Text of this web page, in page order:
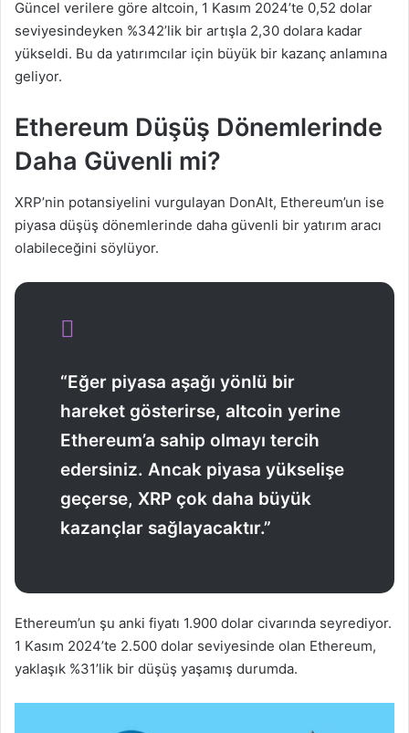
Güncel verilere göre altcoin, 1 Kasım 2024’te 0,52 dolar
seviyesindeyken %342’lik bir artışla 2,30 dolara kadar
yükseldi. Bu da yatırımcılar için büyük bir kazanç anlamına
geliyor.
Ethereum Düşüş Dönemlerinde
Daha Güvenli mi?
XRP’nin potansiyelini vurgulayan DonAlt, Ethereum’un ise
piyasa düşüş dönemlerinde daha güvenli bir yatırım aracı
olabileceğini söylüyor.
“Eğer piyasa aşağı yönlü bir
hareket gösterirse, altcoin yerine
Ethereum’a sahip olmayı tercih
edersiniz. Ancak piyasa yükselişe
geçerse, XRP çok daha büyük
kazançlar sağlayacaktır.”
Ethereum’un şu anki fiyatı 1.900 dolar civarında seyrediyor.
1 Kasım 2024’te 2.500 dolar seviyesinde olan Ethereum,
yaklaşık %31’lik bir düşüş yaşamış durumda.